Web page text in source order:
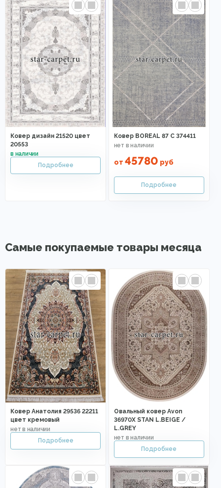
Ковер дизайн 21520 цвет
20553
Ковер BOREAL 87 C 374411
от 45780 руб
Самые покупаемые товары месяца
Ковер Анатолия 29536 22211
цвет кремовый
Овальный ковер Avon
36970X STAN L.BEIGE /
L.GREY